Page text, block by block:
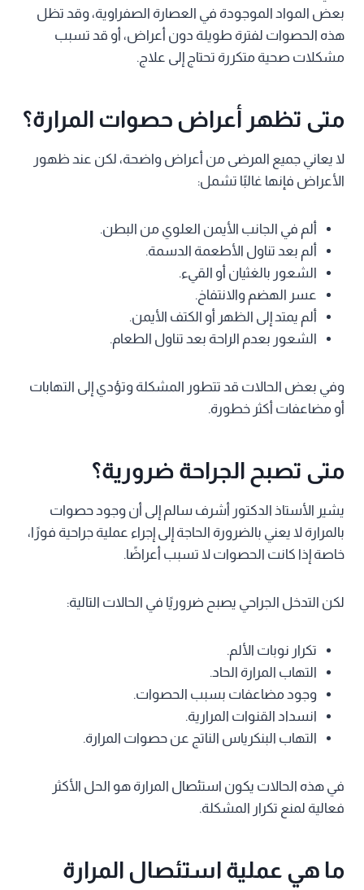
بعض المواد الموجودة في العصارة الصفراوية، وقد تظل
هذه الحصوات لفترة طويلة دون أعراض، أو قد تسبب
مشكلات صحية متكررة تحتاج إلى علاج.
متى تظهر أعراض حصوات المرارة؟
لا يعاني جميع المرضى من أعراض واضحة، لكن عند ظهور
الأعراض فإنها غالبًا تشمل:
ألم في الجانب الأيمن العلوي من البطن.
ألم بعد تناول الأطعمة الدسمة.
الشعور بالغثيان أو القيء.
عسر الهضم والانتفاخ.
ألم يمتد إلى الظهر أو الكتف الأيمن.
الشعور بعدم الراحة بعد تناول الطعام.
وفي بعض الحالات قد تتطور المشكلة وتؤدي إلى التهابات
أو مضاعفات أكثر خطورة.
متى تصبح الجراحة ضرورية؟
يشير الأستاذ الدكتور أشرف سالم إلى أن وجود حصوات
بالمرارة لا يعني بالضرورة الحاجة إلى إجراء عملية جراحية فورًا،
خاصة إذا كانت الحصوات لا تسبب أعراضًا.
لكن التدخل الجراحي يصبح ضروريًا في الحالات التالية:
تكرار نوبات الألم.
التهاب المرارة الحاد.
وجود مضاعفات بسبب الحصوات.
انسداد القنوات المرارية.
التهاب البنكرياس الناتج عن حصوات المرارة.
في هذه الحالات يكون استئصال المرارة هو الحل الأكثر
فعالية لمنع تكرار المشكلة.
ما هي عملية استئصال المرارة